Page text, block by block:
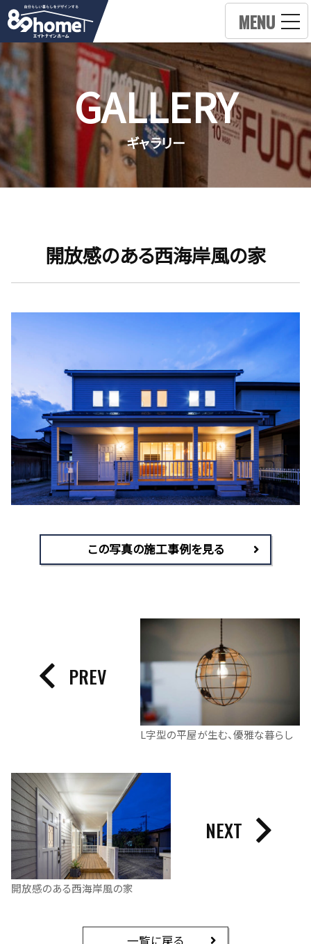
MENU
GALLERY
ギャラリー
開放感のある西海岸風の家
この写真の施工事例を見る
L字型の平屋が生む、優雅な暮らし
PREV
開放感のある西海岸風の家
NEXT